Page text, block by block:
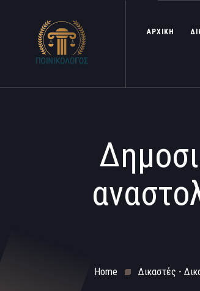
ΑΡΧΙΚΗ
Home Δικαστές -